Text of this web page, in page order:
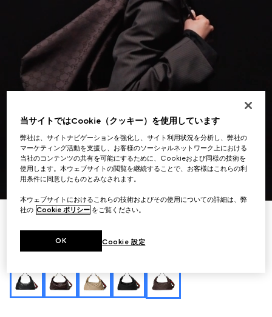
/10
イニシャルを入れてカスタマイズ
￥390,500
（税込）
当サイトではCookie（クッキー）を使用しています
弊社は、サイトナビゲーションを強化し、サイト利用状況を分析し、弊社の
マーケティング活動を支援し、お客様のソーシャルネットワーク上における
当社のコンテンツの共有を可能にするために、Cookieおよび同様の技術を
使用します。本ウェブサイトの閲覧を継続することで、お客様はこれらの利
用条件に同意したものとみなされます。
本ウェブサイトにおけるこれらの技術およびその使用についての詳細は、弊
社の Cookie ポリシー をご覧ください。
Cookie 設定
OK